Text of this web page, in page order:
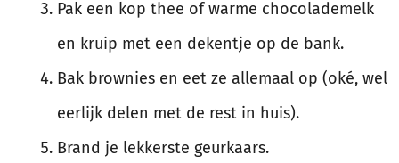
Pak een kop thee of warme chocolademelk
en kruip met een dekentje op de bank.
Bak brownies en eet ze allemaal op (oké, wel
eerlijk delen met de rest in huis).
Brand je lekkerste geurkaars.